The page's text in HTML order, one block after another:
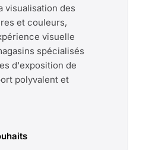
visualisation des
et couleurs,
visuelle
spécialisés
d'exposition de
polyvalent et